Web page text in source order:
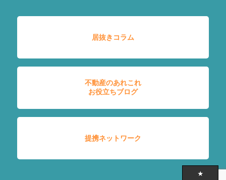
居抜きコラム
不動産のあれこれ
お役立ちブログ
提携ネットワーク
★